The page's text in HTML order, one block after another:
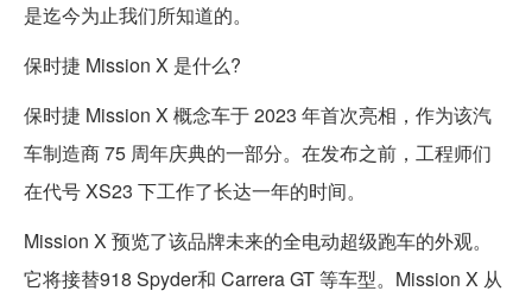
是迄今为止我们所知道的。
保时捷 Mission X 是什么?
保时捷 Mission X 概念车于 2023 年首次亮相，作为该汽
车制造商 75 周年庆典的一部分。在发布之前，工程师们
在代号 XS23 下工作了长达一年的时间。
Mission X 预览了该品牌未来的全电动超级跑车的外观。
它将接替918 Spyder和 Carrera GT 等车型。Mission X 从